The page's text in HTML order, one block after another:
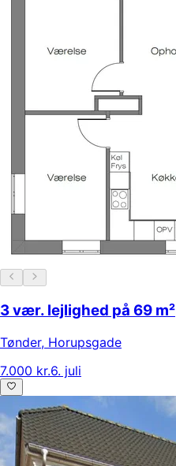
3 vær. lejlighed på 69 m²
Tønder, Horupsgade
7.000 kr.6. juli